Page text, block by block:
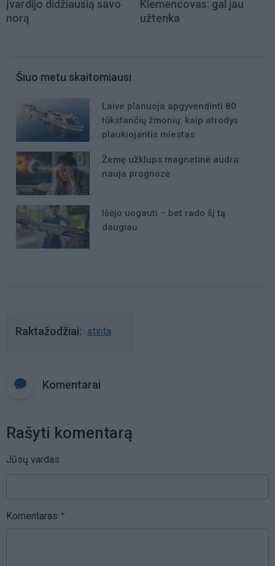
įvardijo didžiausią savo
norą
Klemencovas: gal jau
užtenka
Šiuo metu skaitomiausi
Laive planuoja apgyvendinti 80
tūkstančių žmonių: kaip atrodys
plaukiojantis miestas
Žemę užklups magnetinė audra:
nauja prognozė
Išėjo uogauti – bet rado šį tą
daugiau
Raktažodžiai stinta
Komentarai
Rašyti komentarą
Jūsų vardas
Komentaras